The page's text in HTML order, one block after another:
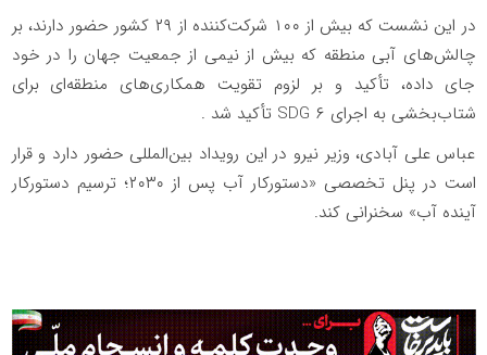
در این نشست که بیش از ۱۰۰ شرکت‌کننده از ۲۹ کشور حضور دارند، بر
چالش‌های آبی منطقه که بیش از نیمی از جمعیت جهان را در خود
جای داده، تأکید و بر لزوم تقویت همکاری‌های منطقه‌ای برای
شتاب‌بخشی به اجرای SDG ۶ تأکید شد .
عباس علی آبادی، وزیر نیرو در این رویداد بین‌المللی حضور دارد و قرار
است در پنل تخصصی «دستورکار آب پس از ۲۰۳۰؛ ترسیم دستورکار
آینده آب» سخنرانی کند.